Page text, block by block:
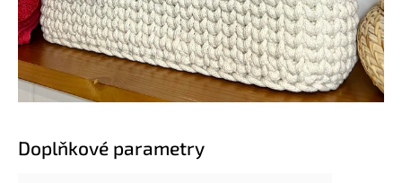
Doplňkové parametry